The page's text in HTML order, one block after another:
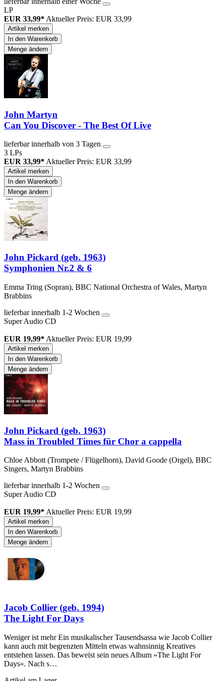
LP
EUR 33,99* Aktueller Preis: EUR 33,99
Artikel merken
In den Warenkorb
Menge ändern
John Martyn
Can You Discover - The Best Of Live
lieferbar innerhalb von 3 Tagen
3 LPs
EUR 33,99*Aktueller Preis: EUR 33,99
Artikel merken
In den Warenkorb
Menge ändern
John Pickard (geb. 1963)
Symphonien Nr.2 & 6
Emma Tring (Sopran), BBC National Orchestra of Wales, Martyn
Brabbins
lieferbar innerhalb 1-2 Wochen
Super Audio CD
EUR 19,99* Aktueller Preis: EUR 19,99
Artikel merken
In den Warenkorb
Menge ändern
John Pickard (geb. 1963)
Mass in Troubled Times für Chor a cappella
Chloe Abbott (Trompete / Flügelhorn), David Goode (Orgel), BBC
Singers, Martyn Brabbins
lieferbar innerhalb 1-2 Wochen
Super Audio CD
EUR 19,99* Aktueller Preis: EUR 19,99
Artikel merken
In den Warenkorb
Menge ändern
Jacob Collier (geb. 1994)
The Light For Days
Weniger ist mehr Ein musikalischer Tausendsassa wie Jacob Collier
kann auch mit begrenzten Mitteln etwas wahnsinnig Kreatives
entstehen lassen. Das beweist sein neues Album »The Light For
Days«. Nach s…